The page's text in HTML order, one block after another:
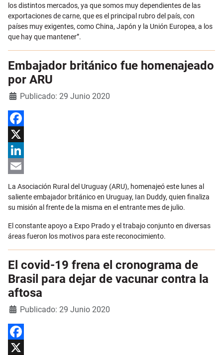
los distintos mercados, ya que somos muy dependientes de las
exportaciones de carne, que es el principal rubro del país, con
países muy exigentes, como China, Japón y la Unión Europea, a los
que hay que mantener”.
Embajador británico fue homenajeado
por ARU
DetallesPublicado: 29 Junio 2020
Facebook
X
LinkedIn
La Asociación Rural del Uruguay (ARU), homenajeó este lunes al
saliente embajador británico en Uruguay, Ian Duddy, quien finaliza
su misión al frente de la misma en el entrante mes de julio.
El constante apoyo a Expo Prado y el trabajo conjunto en diversas
áreas fueron los motivos para este reconocimiento.
El covid-19 frena el cronograma de
Brasil para dejar de vacunar contra la
aftosa
DetallesPublicado: 29 Junio 2020
Facebook